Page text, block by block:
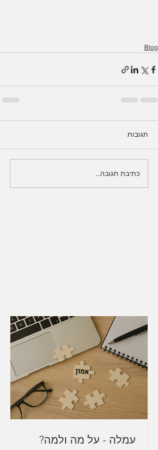
Blog
תגובות
כתיבת תגובה...
עמלה - על מה ולמה?